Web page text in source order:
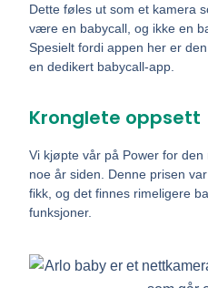
Dette føles ut som et kamera
være en babycall, og ikke en
Spesielt fordi appen her er
en dedikert babycall-app.
Kronglete oppsett
Vi kjøpte vår på Power for
noe år siden. Denne prisen
fikk, og det finnes rimeligere
funksjoner.